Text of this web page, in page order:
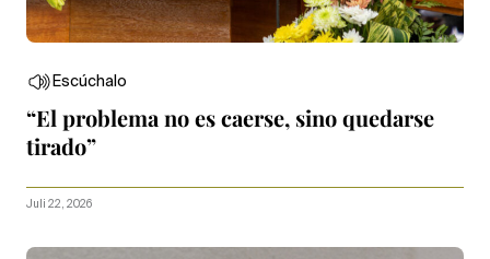
Escúchalo
“El problema no es caerse, sino quedarse
tirado”
Juli 22, 2026